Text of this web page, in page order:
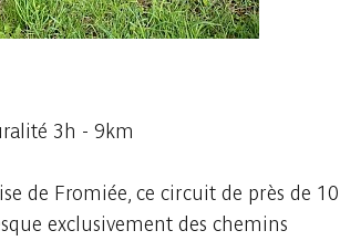
3h - 9km
de Fromiée, ce circuit de près de 10
exclusivement des chemins